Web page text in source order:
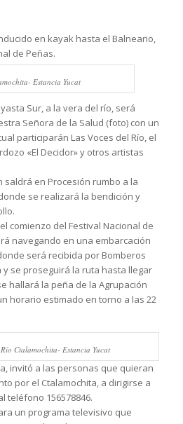
en kayak hasta el Balneario,
de Peñas.
Estancia Yucat
Sur, a la vera del río, será
Señora de la Salud (foto) con un
participarán Las Voces del Río, el
«El Decidor» y otros artistas
saldrá en Procesión rumbo a la
se realizará la bendición y
comienzo del Festival Nacional de
navegando en una embarcación
será recibida por Bomberos
se proseguirá la ruta hasta llegar
hallará la peña de la Agrupación
horario estimado en torno a las 22
Río Ctalamochita- Estancia Yucat
invitó a las personas que quieran
por el Ctalamochita, a dirigirse a
teléfono 156578846.
un programa televisivo que